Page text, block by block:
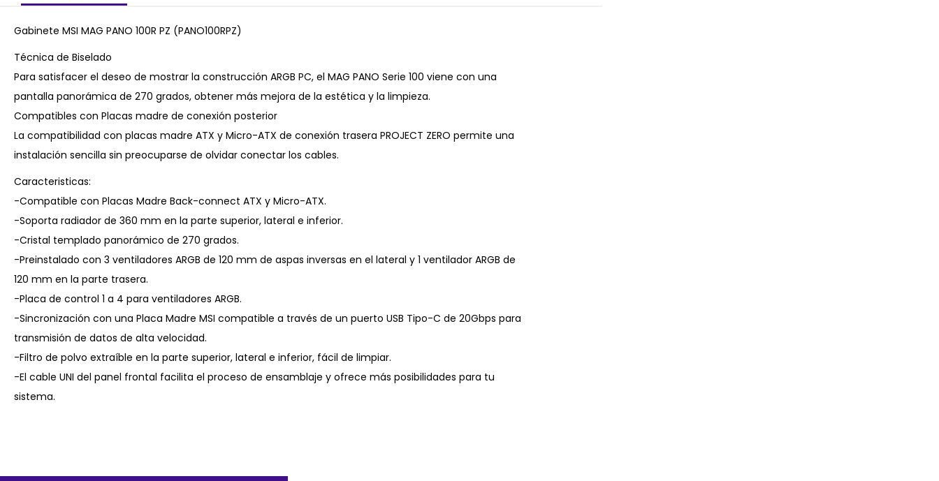
Gabinete MSI MAG PANO 100R PZ (PANO100RPZ)
Técnica de Biselado
Para satisfacer el deseo de mostrar la construcción ARGB PC, el MAG PANO Serie 100 viene con una
pantalla panorámica de 270 grados, obtener más mejora de la estética y la limpieza.
Compatibles con Placas madre de conexión posterior
La compatibilidad con placas madre ATX y Micro-ATX de conexión trasera PROJECT ZERO permite una
instalación sencilla sin preocuparse de olvidar conectar los cables.
Caracteristicas:
-Compatible con Placas Madre Back-connect ATX y Micro-ATX.
-Soporta radiador de 360 mm en la parte superior, lateral e inferior.
-Cristal templado panorámico de 270 grados.
-Preinstalado con 3 ventiladores ARGB de 120 mm de aspas inversas en el lateral y 1 ventilador ARGB de
120 mm en la parte trasera.
-Placa de control 1 a 4 para ventiladores ARGB.
-Sincronización con una Placa Madre MSI compatible a través de un puerto USB Tipo-C de 20Gbps para
transmisión de datos de alta velocidad.
-Filtro de polvo extraíble en la parte superior, lateral e inferior, fácil de limpiar.
-El cable UNI del panel frontal facilita el proceso de ensamblaje y ofrece más posibilidades para tu
sistema.